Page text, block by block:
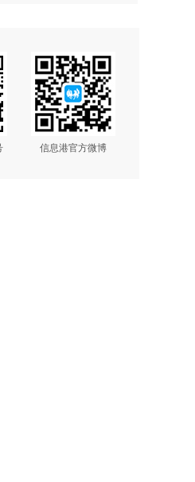
信息港官方微博